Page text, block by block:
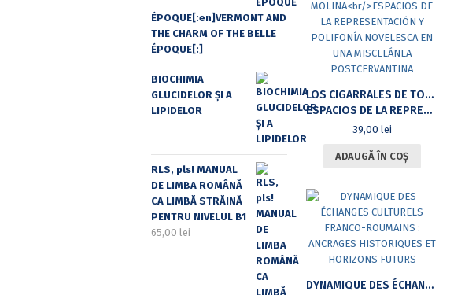
LOS CIGARRALES DE TOLEDO DE TIRSO DE MOLINA
ESPACIOS DE LA REPRESENTACIÓN Y POLIFONÍA NOVELESCA EN UNA MISCELÁNEA POSTCERVANTINA
39,00 lei
ADAUGĂ ÎN COȘ
DYNAMIQUE DES ÉCHANGES CULTURELS FRANCO-ROUMAINS : ANCRAGES HISTORIQUES ET HORIZONS FUTURS
ÉPOQUE[:en]VERMONT AND
THE CHARM OF THE BELLE
ÉPOQUE[:]
BIOCHIMIA
GLUCIDELOR ȘI A
LIPIDELOR
RLS, pls! MANUAL
DE LIMBA ROMÂNĂ
CA LIMBĂ STRĂINĂ
PENTRU NIVELUL B1
65,00 lei